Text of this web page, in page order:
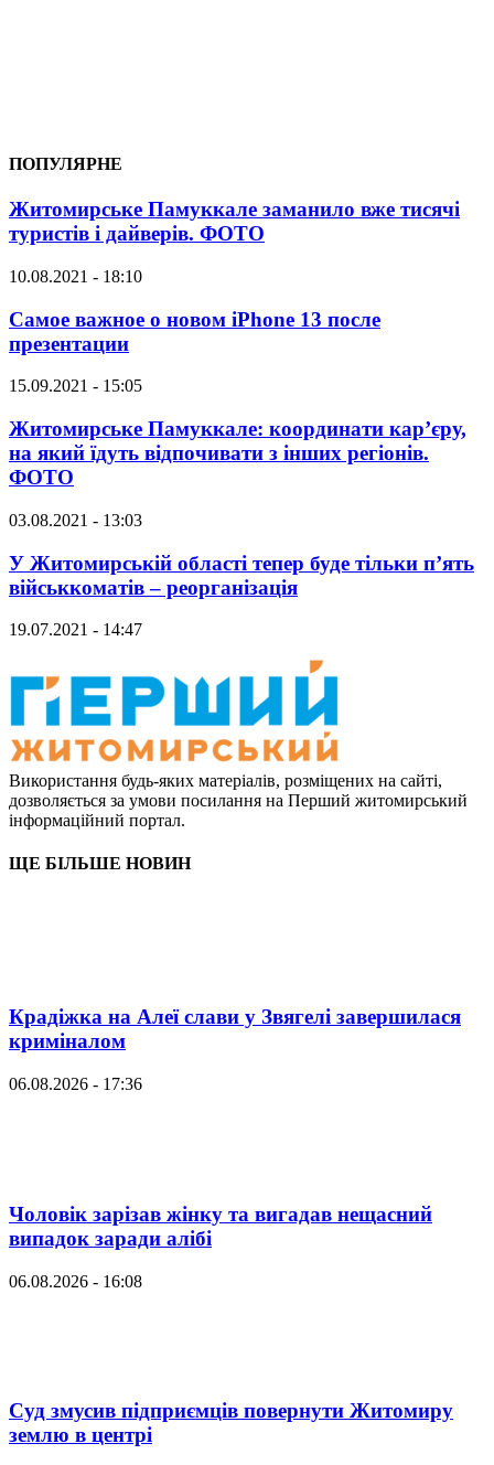
ПОПУЛЯРНЕ
Житомирське Памуккале заманило вже тисячі
туристів і дайверів. ФОТО
10.08.2021 - 18:10
Самое важное о новом iPhone 13 после
презентации
15.09.2021 - 15:05
Житомирське Памуккале: координати кар’єру,
на який їдуть відпочивати з інших регіонів.
ФОТО
03.08.2021 - 13:03
У Житомирській області тепер буде тільки п’ять
військкоматів – реорганізація
19.07.2021 - 14:47
Використання будь-яких матеріалів, розміщених на сайті,
дозволяється за умови посилання на Перший житомирський
інформаційний портал.
ЩЕ БІЛЬШЕ НОВИН
Крадіжка на Алеї слави у Звягелі завершилася
криміналом
06.08.2026 - 17:36
Чоловік зарізав жінку та вигадав нещасний
випадок заради алібі
06.08.2026 - 16:08
Суд змусив підприємців повернути Житомиру
землю в центрі